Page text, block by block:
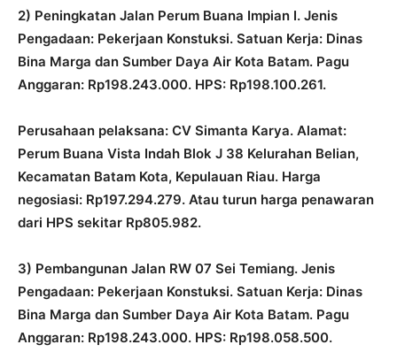
2) Peningkatan Jalan Perum Buana Impian I. Jenis
Pengadaan: Pekerjaan Konstuksi. Satuan Kerja: Dinas
Bina Marga dan Sumber Daya Air Kota Batam. Pagu
Anggaran: Rp198.243.000. HPS: Rp198.100.261.
Perusahaan pelaksana: CV Simanta Karya. Alamat:
Perum Buana Vista Indah Blok J 38 Kelurahan Belian,
Kecamatan Batam Kota, Kepulauan Riau. Harga
negosiasi: Rp197.294.279. Atau turun harga penawaran
dari HPS sekitar Rp805.982.
3) Pembangunan Jalan RW 07 Sei Temiang. Jenis
Pengadaan: Pekerjaan Konstuksi. Satuan Kerja: Dinas
Bina Marga dan Sumber Daya Air Kota Batam. Pagu
Anggaran: Rp198.243.000. HPS: Rp198.058.500.